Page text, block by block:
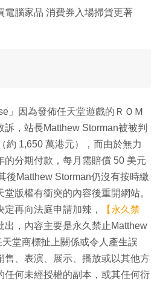
電腦家品 消費券入場掃貨更著
」因為發佈任天堂遊戲的ＲＯＭ
，站長Matthew Storman被被判
約 1,650 萬港元），而由於無力
的分期付款，每月需賠償 50 美元
後Matthew Storman仍沒有按時繳
版權有衝突的內容後重開網站。
再向法庭申請加辣，
【永久禁
出，內容主要是永久禁止Matthew
堂商標扯上關係或令人產生誤
售、表演、展示、播放或以其他方
任何未經授權的副本，或其任何衍